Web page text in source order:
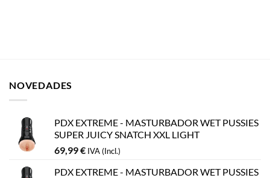
NOVEDADES
PDX EXTREME - MASTURBADOR WET PUSSIES
SUPER JUICY SNATCH XXL LIGHT
69,99€ IVA (Incl.)
PDX EXTREME - MASTURBADOR WET PUSSIES